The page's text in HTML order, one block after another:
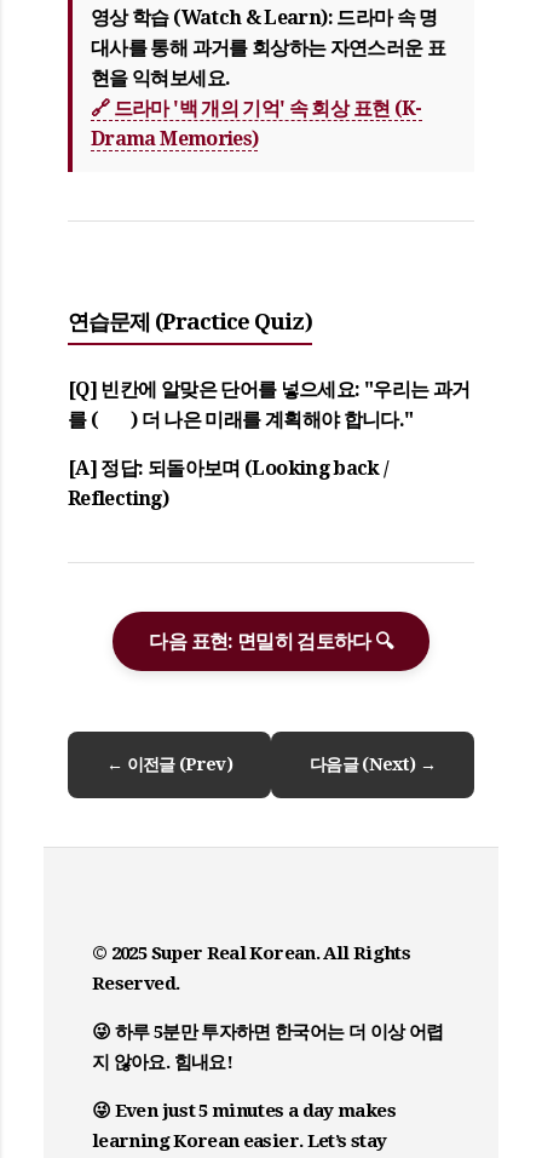
영상 학습 (Watch & Learn):드라마 속 명
대사를 통해 과거를 회상하는 자연스러운 표
현을 익혀보세요.
🔗 드라마 '백 개의 기억' 속 회상 표현 (K-
Drama Memories)
연습문제 (Practice Quiz)
[Q] 빈칸에 알맞은 단어를 넣으세요: "우리는 과거
를 ( ) 더 나은 미래를 계획해야 합니다."
[A] 정답: 되돌아보며 (Looking back /
Reflecting)
다음 표현: 면밀히 검토하다 🔍
← 이전글 (Prev) 다음글 (Next) →
© 2025 Super Real Korean. All Rights
Reserved.
😜 하루 5분만 투자하면 한국어는 더 이상 어렵
지 않아요. 힘내요!
😜 Even just 5 minutes a day makes
learning Korean easier. Let’s stay